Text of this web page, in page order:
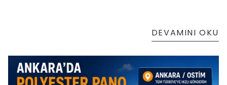
DEVAMINI OKU